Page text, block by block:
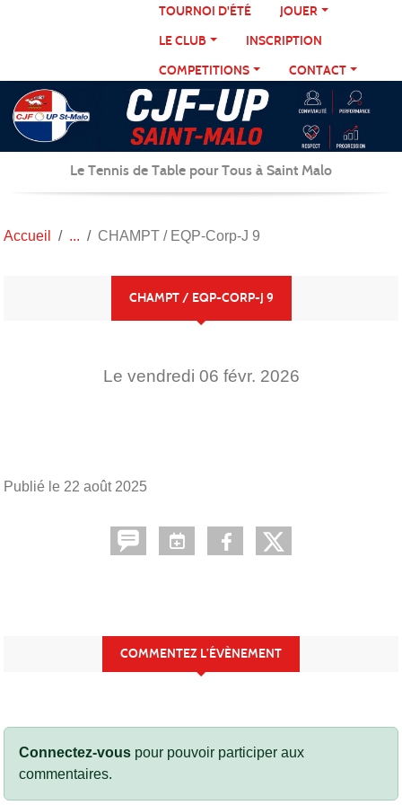
TOURNOI D'ÉTÉ
JOUER
LE CLUB
INSCRIPTION
COMPETITIONS
CONTACT
Le Tennis de Table pour Tous à Saint Malo
Accueil CHAMPT / EQP-Corp-J 9
CHAMPT / EQP-CORP-J 9
Le vendredi 06 févr. 2026
Publié le 22 août 2025
COMMENTEZ L’ÉVÈNEMENT
Connectez-vous pour pouvoir participer aux
commentaires.
Panneau de gestion des cookies